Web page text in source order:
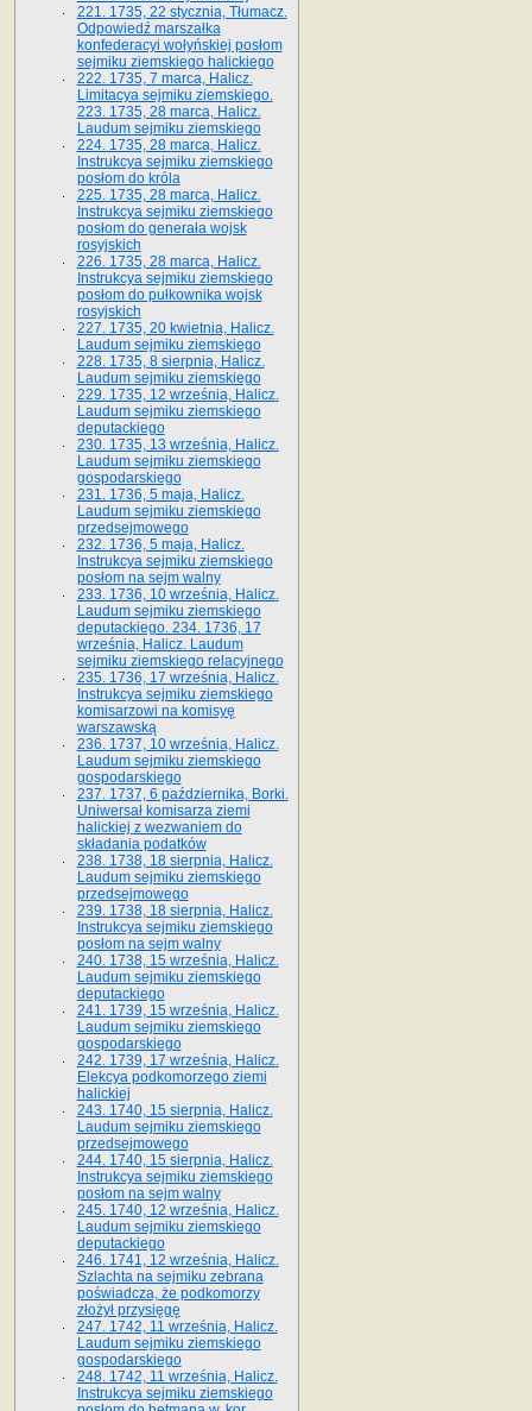
221. 1735, 22 stycznia, Tłumacz.
Odpowiedź marszałka
konfederacyi wołyńskiej posłom
sejmiku ziemskiego halickiego
222. 1735, 7 marca, Halicz.
Limitacya sejmiku ziemskiego.
223. 1735, 28 marca, Halicz.
Laudum sejmiku ziemskiego
224. 1735, 28 marca, Halicz.
Instrukcya sejmiku ziemskiego
posłom do króla
225. 1735, 28 marca, Halicz.
Instrukcya sejmiku ziemskiego
posłom do generała wojsk
rosyjskich
226. 1735, 28 marca, Halicz.
Instrukcya sejmiku ziemskiego
posłom do pułkownika wojsk
rosyjskich
227. 1735, 20 kwietnia, Halicz.
Laudum sejmiku ziemskiego
228. 1735, 8 sierpnia, Halicz.
Laudum sejmiku ziemskiego
229. 1735, 12 września, Halicz.
Laudum sejmiku ziemskiego
deputackiego
230. 1735, 13 września, Halicz.
Laudum sejmiku ziemskiego
gospodarskiego
231. 1736, 5 maja, Halicz.
Laudum sejmiku ziemskiego
przedsejmowego
232. 1736, 5 maja, Halicz.
Instrukcya sejmiku ziemskiego
posłom na sejm walny
233. 1736, 10 września, Halicz.
Laudum sejmiku ziemskiego
deputackiego. 234. 1736, 17
września, Halicz. Laudum
sejmiku ziemskiego relacyjnego
235. 1736, 17 września, Halicz.
Instrukcya sejmiku ziemskiego
komisarzowi na komisyę
warszawską
236. 1737, 10 września, Halicz.
Laudum sejmiku ziemskiego
gospodarskiego
237. 1737, 6 października, Borki.
Uniwersał komisarza ziemi
halickiej z wezwaniem do
składania podatków
238. 1738, 18 sierpnia, Halicz.
Laudum sejmiku ziemskiego
przedsejmowego
239. 1738, 18 sierpnia, Halicz.
Instrukcya sejmiku ziemskiego
posłom na sejm walny
240. 1738, 15 września, Halicz.
Laudum sejmiku ziemskiego
deputackiego
241. 1739, 15 września, Halicz.
Laudum sejmiku ziemskiego
gospodarskiego
242. 1739, 17 września, Halicz.
Elekcya podkomorzego ziemi
halickiej
243. 1740, 15 sierpnia, Halicz.
Laudum sejmiku ziemskiego
przedsejmowego
244. 1740, 15 sierpnia, Halicz.
Instrukcya sejmiku ziemskiego
posłom na sejm walny
245. 1740, 12 września, Halicz.
Laudum sejmiku ziemskiego
deputackiego
246. 1741, 12 września, Halicz.
Szlachta na sejmiku zebrana
poświadcza, że podkomorzy
złożył przysięgę
247. 1742, 11 września, Halicz.
Laudum sejmiku ziemskiego
gospodarskiego
248. 1742, 11 września, Halicz.
Instrukcya sejmiku ziemskiego